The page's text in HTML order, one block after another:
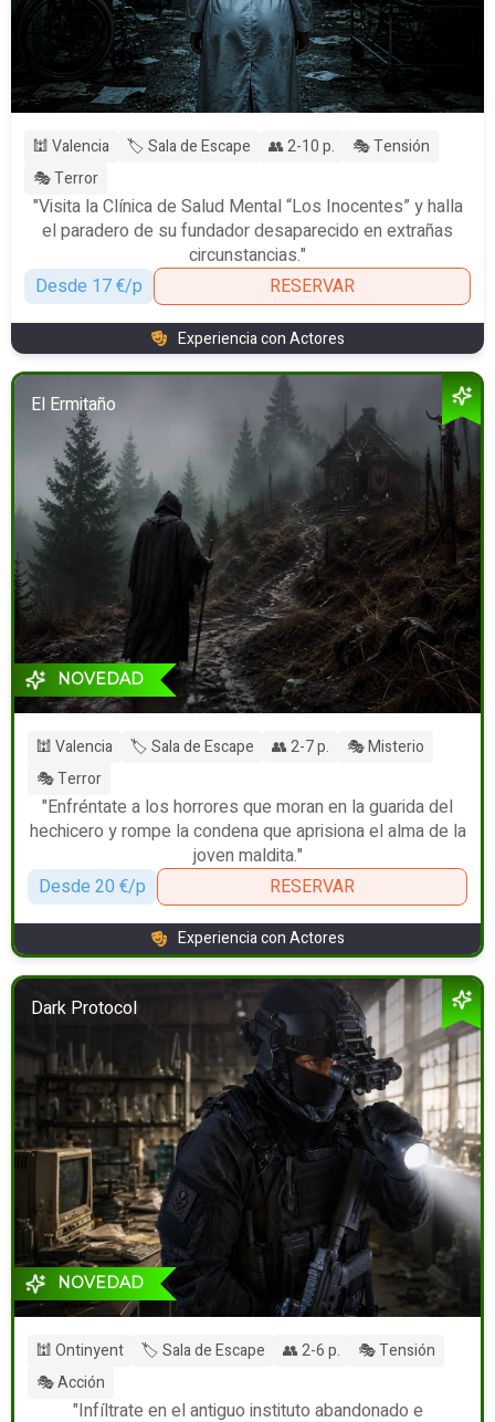
🕍 Valencia 🏷️ Sala de Escape 👥 2-10 p.
🎭 Tensión
🎭 Terror
"Visita la Clínica de Salud Mental “Los Inocentes” y halla
el paradero de su fundador desaparecido en extrañas
circunstancias."
Desde 17 €/p
RESERVAR
Experiencia con Actores
El Ermitaño
NOVEDAD
🕍 Valencia 🏷️ Sala de Escape 👥 2-7 p.
🎭 Misterio
🎭 Terror
"Enfréntate a los horrores que moran en la guarida del
hechicero y rompe la condena que aprisiona el alma de la
joven maldita."
Desde 20 €/p
RESERVAR
Experiencia con Actores
Dark Protocol
NOVEDAD
🕍 Ontinyent 🏷️ Sala de Escape 👥 2-6 p.
🎭 Tensión
🎭 Acción
"Infíltrate en el antiguo instituto abandonado e